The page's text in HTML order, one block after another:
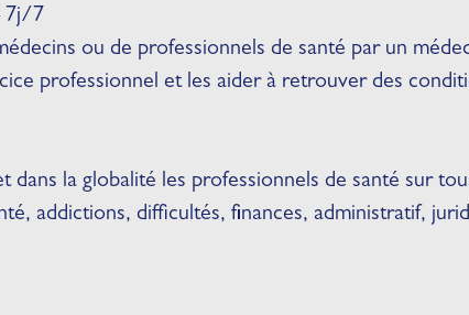
7j/7
ou de professionnels de santé par un
professionnel et les aider à retrouver des
dans la globalité les professionnels de santé sur
addictions, difficultés, finances, administratif,